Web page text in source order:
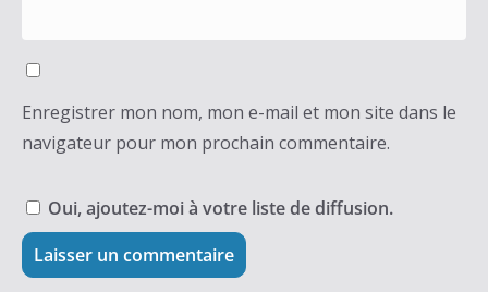
Enregistrer mon nom, mon e-mail et mon site dans le
navigateur pour mon prochain commentaire.
Oui, ajoutez-moi à votre liste de diffusion.